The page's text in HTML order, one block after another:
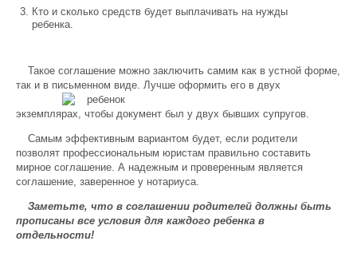
Кто и сколько средств будет выплачивать на нужды
ребенка.
Такое соглашение можно заключить самим как в устной форме,
так и в письменном виде. Лучше оформить его в двух
экземплярах, чтобы документ был у двух бывших супругов.
Самым эффективным вариантом будет, если родители
позволят профессиональным юристам правильно составить
мирное соглашение. А надежным и проверенным является
соглашение, заверенное у нотариуса.
Заметьте, что в соглашении родителей должны быть
прописаны все условия для каждого ребенка в
отдельности!